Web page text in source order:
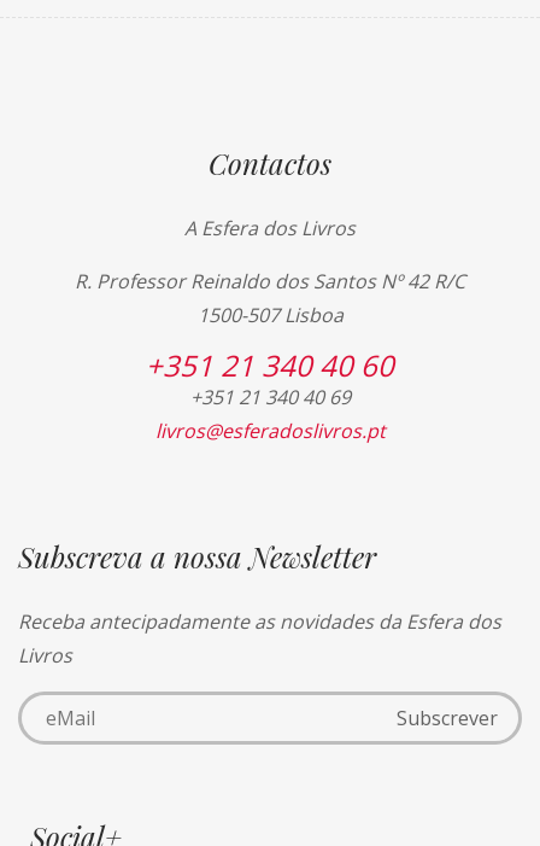
Contactos
A Esfera dos Livros
R. Professor Reinaldo dos Santos Nº 42 R/C
1500-507 Lisboa
+351 21 340 40 60
+351 21 340 40 69
livros@esferadoslivros.pt
Subscreva a nossa Newsletter
Receba antecipadamente as novidades da Esfera dos
Livros
Social+